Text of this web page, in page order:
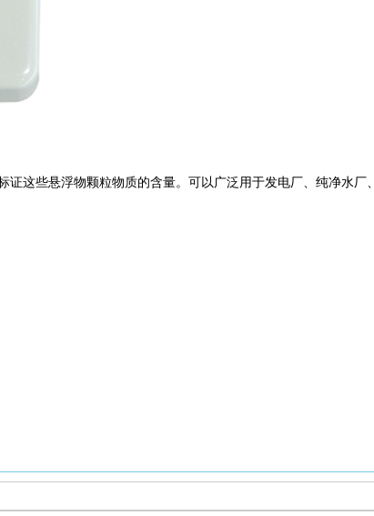
这些悬浮物颗粒物质的含量。可以广泛用于发电厂、纯净水厂